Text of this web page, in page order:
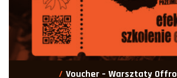
Voucher – Warsztaty